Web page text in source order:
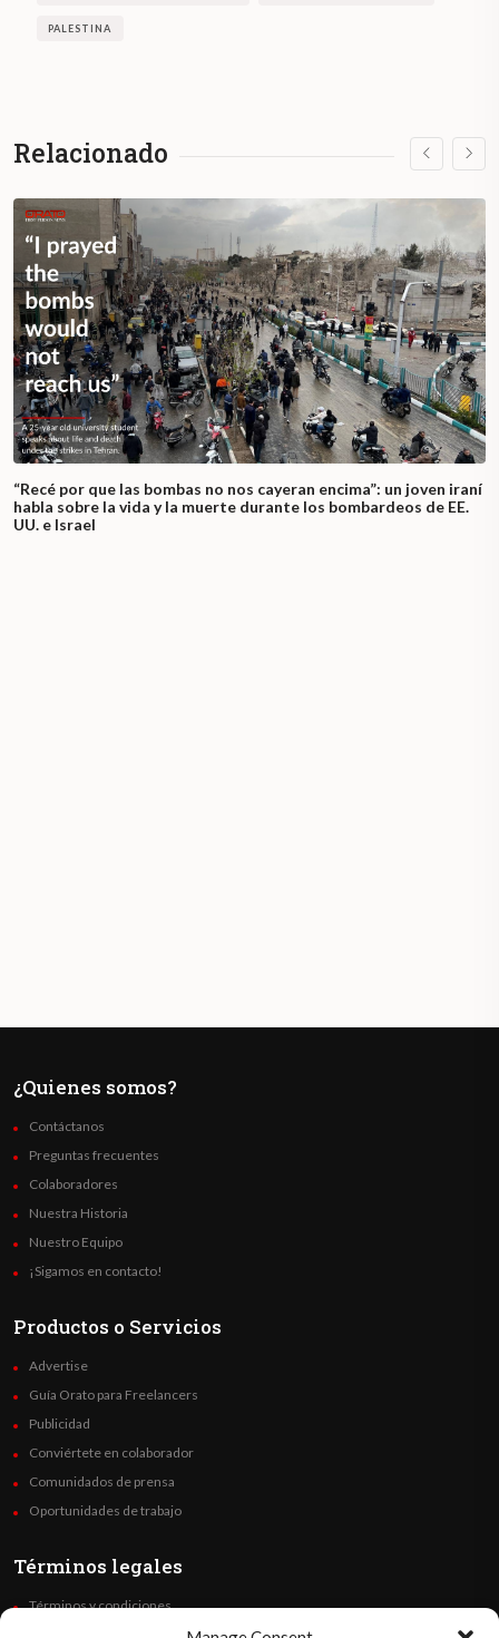
PALESTINA
Relacionado
“Recé por que las bombas no nos cayeran encima”: un joven iraní
habla sobre la vida y la muerte durante los bombardeos de EE.
UU. e Israel
¿Quienes somos?
Contáctanos
Preguntas frecuentes
Colaboradores
Nuestra Historia
Nuestro Equipo
¡Sigamos en contacto!
Productos o Servicios
Advertise
Guía Orato para Freelancers
Publicidad
Conviértete en colaborador
Comunidados de prensa
Oportunidades de trabajo
Términos legales
Términos y condiciones